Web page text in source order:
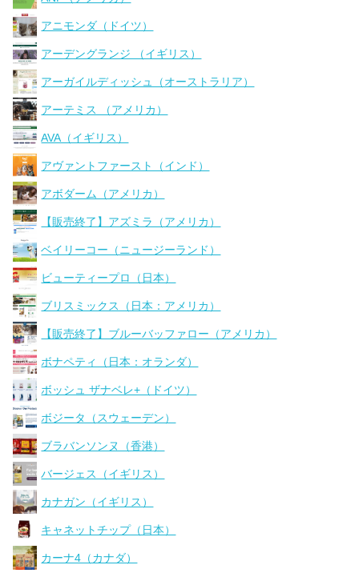
アニモンダ（ドイツ）
アーデングランジ （イギリス）
アーガイルディッシュ（オーストラリア）
アーテミス （アメリカ）
AVA（イギリス）
アヴァントファースト（インド）
アボダーム（アメリカ）
【販売終了】アズミラ（アメリカ）
ベイリーコー（ニュージーランド）
ビューティープロ（日本）
ブリスミックス（日本：アメリカ）
【販売終了】ブルーバッファロー（アメリカ）
ボナペティ（日本：オランダ）
ボッシュ ザナベレ+（ドイツ）
ボジータ（スウェーデン）
ブラバンソンヌ（香港）
バージェス（イギリス）
カナガン（イギリス）
キャネットチップ（日本）
カーナ4（カナダ）